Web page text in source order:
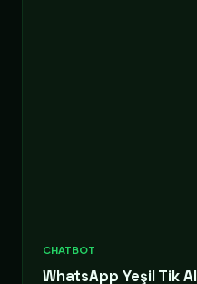
CHATBOT
WhatsApp Yeşil Tik